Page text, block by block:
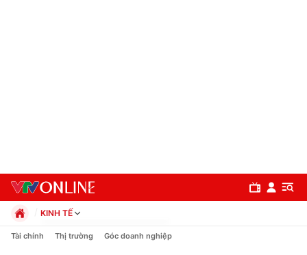
KINH TẾ
Chính trị
Tài chính Thị trường Góc doanh nghiệp